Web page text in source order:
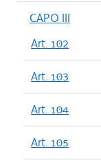
CAPO III
Art. 102
Art. 103
Art. 104
Art. 105